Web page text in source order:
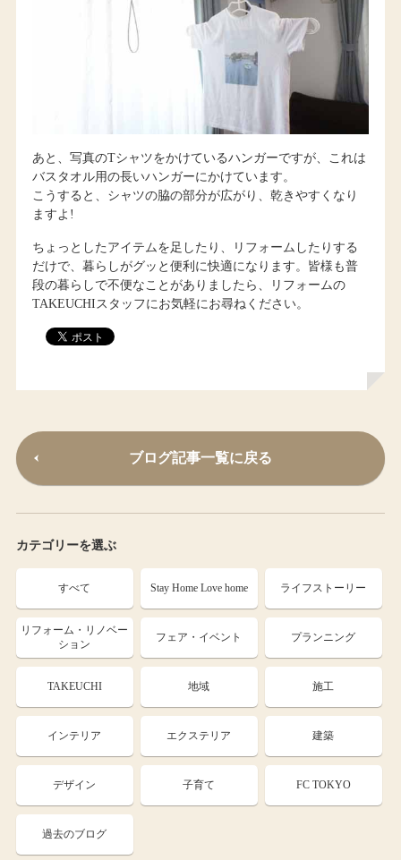
あと、写真のTシャツをかけているハンガーですが、これは
バスタオル用の長いハンガーにかけています。
こうすると、シャツの脇の部分が広がり、乾きやすくなり
ますよ!
ちょっとしたアイテムを足したり、リフォームしたりする
だけで、暮らしがグッと便利に快適になります。皆様も普
段の暮らしで不便なことがありましたら、リフォームの
TAKEUCHIスタッフにお気軽にお尋ねください。
ブログ記事一覧に戻る
カテゴリーを選ぶ
すべて Stay Home Love home ライフストーリー
リフォーム・リノベー
ション
フェア・イベント プランニング
TAKEUCHI 地域 施工
インテリア エクステリア 建築
デザイン 子育て FC TOKYO
過去のブログ